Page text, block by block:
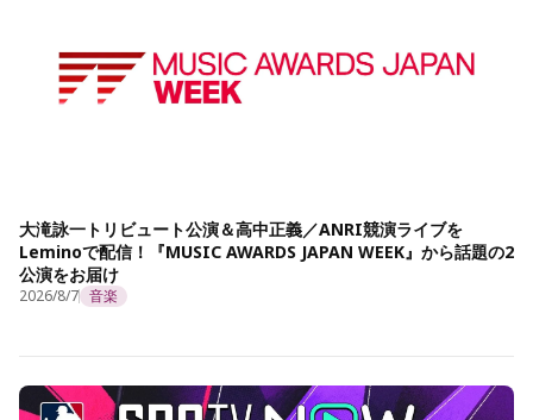
大滝詠一トリビュート公演＆高中正義／ANRI競演ライブを
Leminoで配信！『MUSIC AWARDS JAPAN WEEK』から話題の2
公演をお届け
2026/8/7 音楽